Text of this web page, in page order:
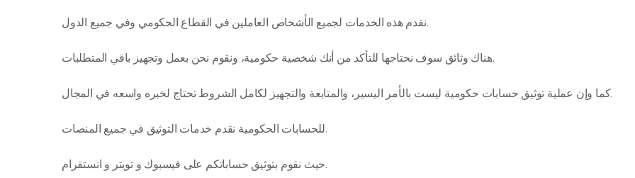
نقدم هذه الخدمات لجميع الأشخاص العاملين في القطاع الحكومي وفي جميع الدول.
هناك وثائق سوف نحتاجها للتأكد من أنك شخصية حكومية، ونقوم نحن بعمل وتجهيز باقي المتطلبات.
كما وإن عملية توثيق حسابات حكومية ليست بالأمر اليسير، والمتابعة والتجهيز لكامل الشروط تحتاج لخبره واسعه في المجال.
للحسابات الحكومية نقدم خدمات التوثيق في جميع المنصات.
حيث نقوم بتوثيق حساباتكم على فيسبوك و تويتر و انستقرام.